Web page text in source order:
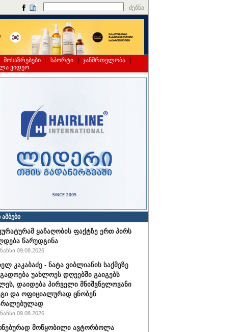
ძებნა
მოსაზრებები სპორტი ჯანმრთელობა
ვიდეო
ყაჩაღობის ფაქტზე ერთ პირს
წარუდგინა
09.08.2026
კაკაბაძე - ნატა ვიბლიანის საქმეზე
უახლოეს დღეებში გაიგებს
დაიდება პირველი მნიშვნელოვანი
და ოფიციალურად ცნობენ
09.08.2026
მოწყობილი ავტორბოლა